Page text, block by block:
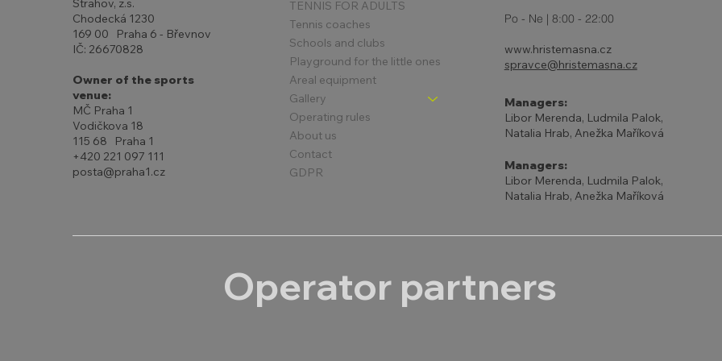
Strahov, z.s.
Chodecká 1230
169 00 Praha 6 - Břevnov
IČ: 26670828
Owner of the sports
venue:
MČ Praha 1
Vodičkova 18
115 68 Praha 1
+420 221 097 111
posta@praha1.cz
TENNIS FOR ADULTS
Tennis coaches
Schools and clubs
Playground for the little ones
Areal equipment
Gallery
Operating rules
About us
Contact
GDPR
Po - Ne | 8:00 - 22:00
www.hristemasna.cz
spravce@hristemasna.cz
Managers:
Libor Merenda, Ludmila Palok,
Natalia Hrab, Anežka Maříková
Managers:
Libor Merenda, Ludmila Palok,
Natalia Hrab, Anežka Maříková
Operator partners